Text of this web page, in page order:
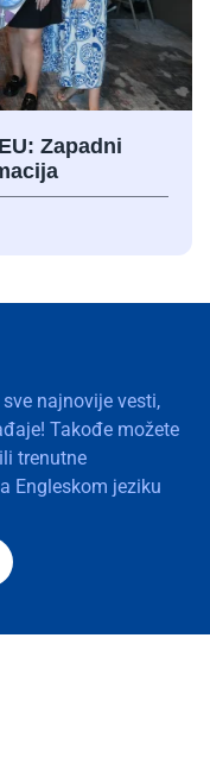
Zapadni
najnovije vesti,
Takođe možete
trenutne
Engleskom jeziku